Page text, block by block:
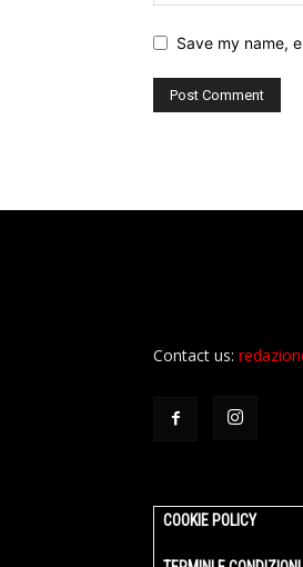
Save my name,
Contact us:
COOKIE POLICY